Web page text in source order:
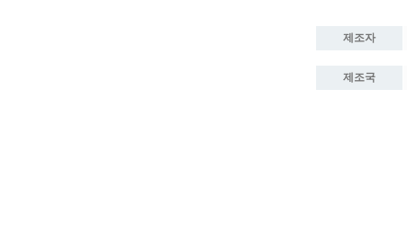
제조자
제조국